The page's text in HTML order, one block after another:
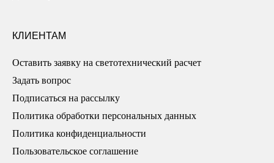
КЛИЕНТАМ
Оставить заявку на светотехнический расчет
Задать вопрос
Подписаться на рассылку
Политика обработки персональных данных
Политика конфиденциальности
Пользовательское соглашение